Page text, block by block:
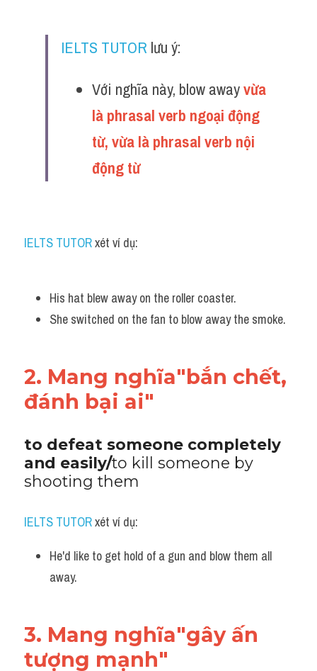
IELTS TUTOR lưu ý:
Với nghĩa này, blow away vừa
là phrasal verb ngoại động
từ, vừa là phrasal verb nội
động từ
IELTS TUTOR xét ví dụ:
His hat blew away on the roller coaster.
She switched on the fan to blow away the smoke.
2. Mang nghĩa"bắn chết,
đánh bại ai"
to defeat someone completely
and easily/to kill someone by
shooting them
IELTS TUTOR xét ví dụ:
He'd like to get hold of a gun and blow them all
away.
3. Mang nghĩa"gây ấn
tượng mạnh"